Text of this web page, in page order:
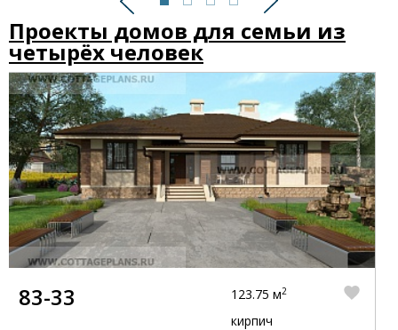
Предыдущий Следующий
Проекты домов для семьи из
четырёх человек
83-33
123.75 м2
кирпич